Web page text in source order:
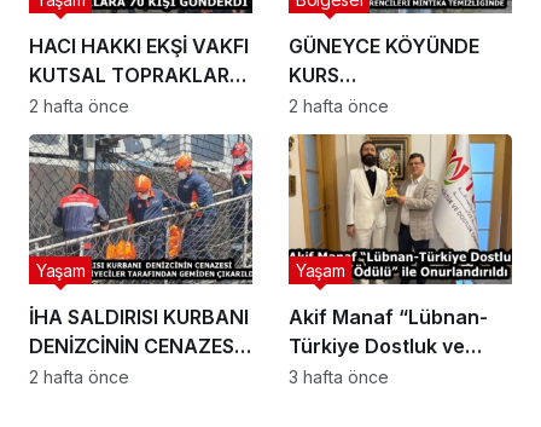
HACI HAKKI EKŞİ VAKFI
KUTSAL TOPRAKLARA
70 KİŞİ GÖNDERDİ
2 hafta önce
GÜNEYCE KÖYÜNDE
KURS
ÖĞRENCİLERİNDEN
ÖRNEK DAVRANIŞ
KUR’AN KURSU
ÖĞRENCİLERİ MINTIKA
TEMİZLİĞİNDE
2 hafta önce
İHA SALDIRISI KURBANI
DENİZCİNİN CENAZESİ
TRABZON’DA
Yaşam
2 hafta önce
Akif Manaf “Lübnan-
Türkiye Dostluk ve
Barış Ödülü” ile
Yaşam
3 hafta önce